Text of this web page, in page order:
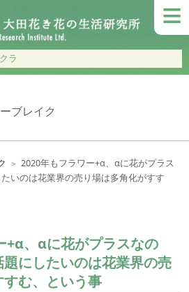
≡
ラ
ブレイク
＞ 2020年もフラワー+α、αに花がプラス
いのは花業界の売り場は多角化がすす
+α、αに花がプラスなの
にしたいのは花業界の売
すむ、という事